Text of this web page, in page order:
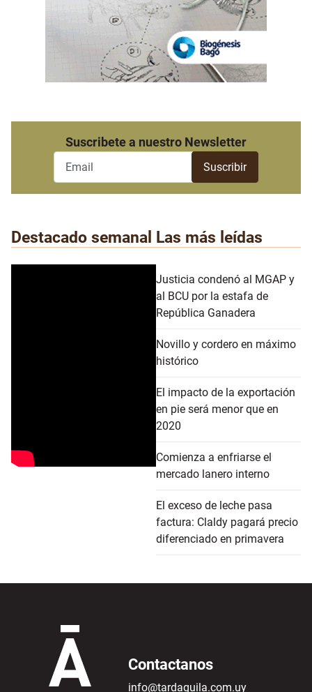
Suscribete a nuestro Newsletter
Destacado semanal Las más leídas
Justicia condenó al MGAP y
al BCU por la estafa de
República Ganadera
Novillo y cordero en máximo
histórico
El impacto de la exportación
en pie será menor que en
2020
Comienza a enfriarse el
mercado lanero interno
El exceso de leche pasa
factura: Claldy pagará precio
diferenciado en primavera
Contactanos
info@tardaguila.com.uy